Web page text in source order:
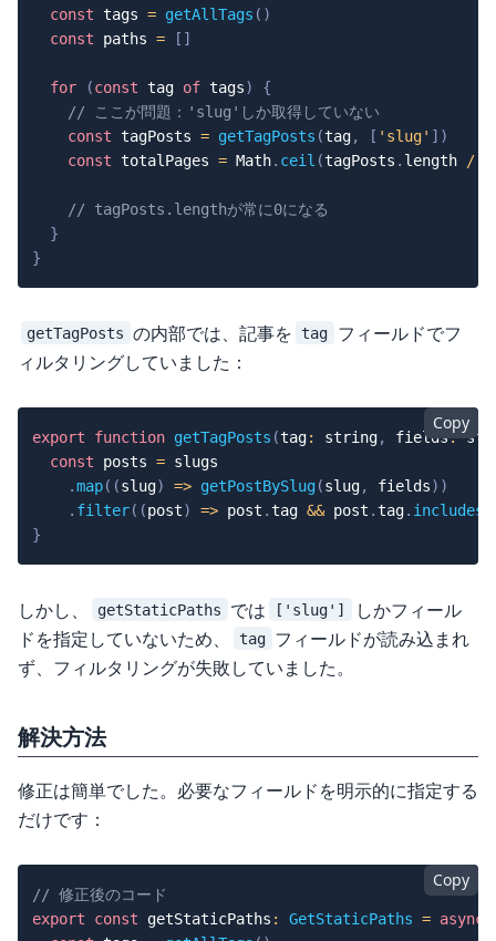
const tags = getAllTags ( )
const paths = [ ]
for (const tag of tags)
{
// ここが問題：'slug'しか取得していない
const tagPosts = getTagPosts (tag, [ 'slug' ] )
const totalPages = Math. ceil (tagPosts . length /
// tagPosts.lengthが常に0になる
}
}
getTagPosts の内部では、記事を tag
フィールドでフ
ィルタリングしていました：
Copy
export function getTagPosts (tag: string, fields:
const posts = slugs
.map( (slug) => getPostBySlug(slug, fields) )
. filter( (post) => post .tag && post .tag. includes
}
しかし、 getStaticPaths では ['slug']
しかフィール
ドを指定していないため、
tag フィールドが読み込まれ
ず、フィルタリングが失敗していました。
解決方法
修正は簡単でした。必要なフィールドを明示的に指定する
だけです：
Copy
// 修正後のコード
export
const getStaticPaths : GetStaticPaths = async